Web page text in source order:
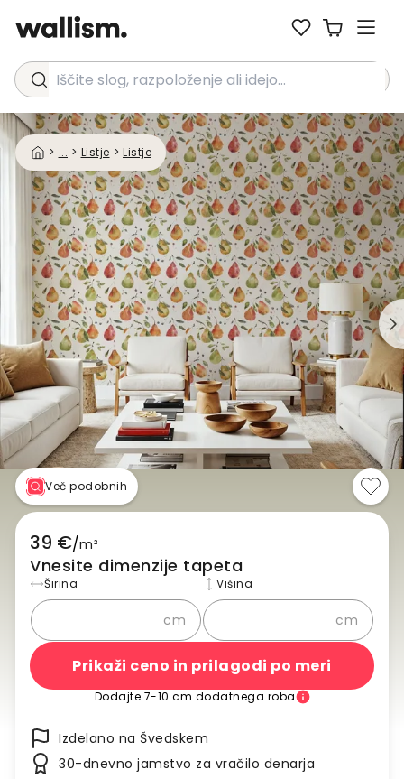
Iščite slog, razpoloženje ali idejo...
> ... > Listje > Listje
Več podobnih
39 €/m²
Vnesite dimenzije tapeta
Širina
cm
Višina
cm
Prikaži ceno in prilagodi po meri
Dodajte 7-10 cm dodatnega roba
Izdelano na Švedskem
30-dnevno jamstvo za vračilo denarja